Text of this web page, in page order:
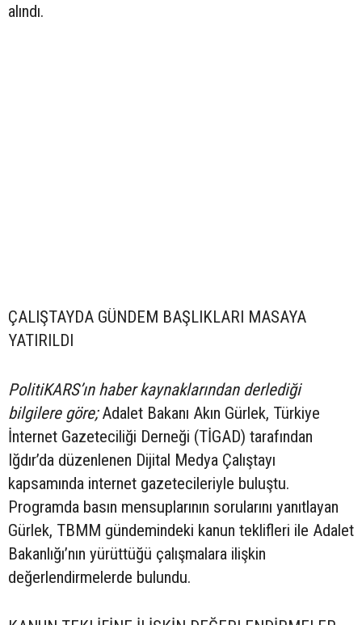
alındı.
ÇALIŞTAYDA GÜNDEM BAŞLIKLARI MASAYA
YATIRILDI
PolitiKARS’ın haber kaynaklarından derlediği
bilgilere göre;Adalet Bakanı Akın Gürlek, Türkiye
İnternet Gazeteciliği Derneği (TİGAD) tarafından
Iğdır’da düzenlenen Dijital Medya Çalıştayı
kapsamında internet gazetecileriyle buluştu.
Programda basın mensuplarının sorularını yanıtlayan
Gürlek, TBMM gündemindeki kanun teklifleri ile Adalet
Bakanlığı’nın yürüttüğü çalışmalara ilişkin
değerlendirmelerde bulundu.